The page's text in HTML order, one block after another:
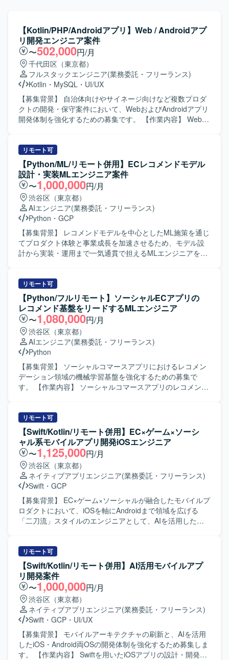
【Kotlin/PHP/Androidアプリ】Web / Androidアプ
リ開発エンジニア案件
〜502,000円/月
千代田区（東京都）
フルスタックエンジニア(業務委託・フリーランス)
Kotlin ・ MySQL ・ UI/UX
【募集背景】 自治体向けやサイネージ向けなど複数プロダ
クトの開発・保守案件において、WebおよびAndroidアプリ
開発体制を強化するための募集です。 【作業内容】 Webア
いただきます。 具体的には、自治体向け健康管理アプリの
Web／Androidアプリ開発、サイネージ受付システムの
Androidアプリ開発、PHP／Node.jsを用いたバックエン
ド・Webシステム開発、KotlinによるAndroidネイティブア
プリ開発、REST API連携やDB設計、管理画面開発、UI/UX
改善、機能追加・改修対応、iOS／Web／サーバーサイドと
の仕様調整・連携開発、Firebaseやクラウドサービスを利
用したアプリ連携、保守運用や障害調査、パフォーマンス
改善対応などを行っていただきます。 【求める人物像】 フ
ロントエンドからバックエンドまで幅広い領域に対して主
体的にキャッチアップしながら取り組める方を求めていま
しいです。 【ポジションの魅力】 WebとAndroidネイティ
ブ双方の開発に携わることで、フルスタック寄りのスキル
を身につけることができます。自治体やヘルスケア領域な
ど社会貢献性の高いプロダクトに関わりながら、設計から
運用まで一連の開発プロセスを経験できる環境です。 【開
発環境】 Kotlinを中心としたAndroidネイティブアプリ開発
に加え、PHP／Node.jsによるバックエンド開発、MySQL／
PostgreSQLなどのRDBを用いたシステム構成です。Gitを用
いたチーム開発を行い、Firebaseや各種クラウドサービス
と連携したアプリケーション開発を実施しています。
リモート可
【Python/ML/リモート併用】ECレコメンドモデル
設計・実装MLエンジニア案件
〜1,000,000円/月
渋谷区（東京都）
AIエンジニア(業務委託・フリーランス)
Python ・ GCP
【募集背景】 レコメンドモデルを中心としたML施策を通じ
てプロダクト体験と事業成長を加速させるため、モデル設
計から実装・運用まで一気通貫で担えるMLエンジニアを募
ていただきます。 特徴量エンジニアリングの実装やオフラ
イン・オンライン評価指標の設計を担当していただきま
す。 A/Bテストの設計・実施・効果検証を通じたモデル改善
のPDCAを推進していただきます。 モデルのプロダクショ
ン化や基盤上への実装・最適化を行っていただきます。 ML
施策に関する技術的意思決定を行い、PdMなど他職能メン
バーと連携しながら開発を進めていただきます。 レコメン
ドアーキテクチャの進化やコールドスタート問題への対
応、リアルタイム性向上などの課題に対して、実装レベル
で解決策を設計・実装していただきます。 UGCのパーソナ
ライズ、広告配信最適化、ダイナミックプライシングな
しい生活圏のカタチをつくる」といったミッションに共感
し、変化の大きい環境で挑戦したいと考えている方を求め
ております。 EC体験の可能性に関心を持ち、ソフトウェア
を軸に大きなチャレンジを行いたい方に参画していただき
たいです。 事業インパクトを意識しながら、データとモデ
ルを用いて課題解決を進める姿勢をお持ちの方を歓迎いた
します。 【ポジションの魅力】 実装したモデルの改善が売
上や滞在時間、継続率などのKPIに直接反映される環境で開
発していただけます。 既に本番稼働しているレコメンドエ
ンジンの次世代アーキテクチャを、自身の技術判断で設
計・検証できる裁量があります。 高頻度かつ高密度な行動
や広告配信最適化など、幅広いML活用領域に関わりながら
キャリアを広げていただけます。 AIツールを前提とした開
発スタイルの中で、少人数でもスピードと品質を両立する
経験を積んでいただけます。 【開発環境】 データ基盤・分
析にはBigQuery、Dataform、Python、Looker Studioを利用
しております。 ML基盤としてGoogle CloudのVertex AIや
Cloud Spannerなどを利用しております。 AI/LLMツールと
してClaude Code、Cursor、Codex、GitHub Copilotなどを
活用しております。 その他のツールとしてGitHub、Slack、
Notionなどを利用しております。
リモート可
【Python/フルリモート】ソーシャルECアプリの
レコメンド基盤をリードするMLエンジニア
〜1,080,000円/月
渋谷区（東京都）
AIエンジニア(業務委託・フリーランス)
Python
【募集背景】 ソーシャルコマースアプリにおけるレコメン
デーション領域の機械学習基盤を強化するための募集で
す。 【作業内容】 ソーシャルコマースアプリのレコメンド
たレコメンド、ランキング、パーソナライズなどのプロダ
クト開発を推進していただきます。開発ロードマップ策定
や技術選定を行い、関連プロダクトの品質改善や技術課題
への対応も担っていただきます。特徴量設計、前処理、
MLOps、実運用・改善、実験管理・運用フロー自動化、リ
アルタイム推論の性能改善なども行っていただきます。
【求める人物像】 レコメンド領域におけるプロダクト開発
に強い関心を持ち、自らロードマップを描きながら主体的
に推進できる方を求めています。ビジネス指標の改善にコ
ミットしつつ、関係者と協働して高い品質を追求できる方
が望ましいです。 【ポジションの魅力】 大規模なサービス
論まで幅広い技術領域に関わることができます。ビジネス
へのインパクトが大きい領域で、裁量を持って技術選定や
ロードマップ策定を行っていただけます。 【開発環境】 レ
コメンドシステム向けの機械学習基盤、リアルタイム推論
環境、実験管理および運用フロー自動化のための各種ツー
ルを組み合わせた環境を想定しています。
リモート可
【Swift/Kotlin/リモート併用】EC×ゲーム×ソーシ
ャル系モバイルアプリ開発iOSエンジニア
〜1,125,000円/月
渋谷区（東京都）
ネイティブアプリエンジニア(業務委託・フリーランス)
Swift ・ GCP
【募集背景】 EC×ゲーム×ソーシャルが融合したモバイルプ
ロダクトにおいて、iOSを軸にAndroidまで領域を広げる
「二刀流」スタイルのエンジニアとして、AIを活用した開
QA）に加わり、仕様検討からリリース・効果分析まで一貫
してご担当いただきます。Swiftを用いたiOSアプリの設計・
開発・保守・運用を中心に、SwiftUIによるUI実装やアーキ
テクチャ設計を含めた実装・運用全般を担っていただきま
す。あわせて、Kotlinを用いたAndroidアプリ開発にも関与
し、Jetpack ComposeによるUI実装など、iOS側の知見を活
かした両OSでの開発を行っていただきます。Claudeなどの
AIツールを活用しながら実装計画の策定、コード生成、レ
ビューの効率化を進め、モバイルアーキテクチャの設計や
ドメイン分離による開発並列性向上に向けた刷新を推進し
ていただきます。また、PdM・デザイナーと連携しつつ、
リモート可
【Swift/Kotlin/リモート併用】AI活用モバイルアプ
リ開発案件
〜1,000,000円/月
渋谷区（東京都）
ネイティブアプリエンジニア(業務委託・フリーランス)
Swift ・ GCP ・ UI/UX
【募集背景】 モバイルアーキテクチャの刷新と、AIを活用
したiOS・Android両OSの開発体制を強化するため募集しま
す。 【作業内容】 Swiftを用いたiOSアプリの設計・開発・